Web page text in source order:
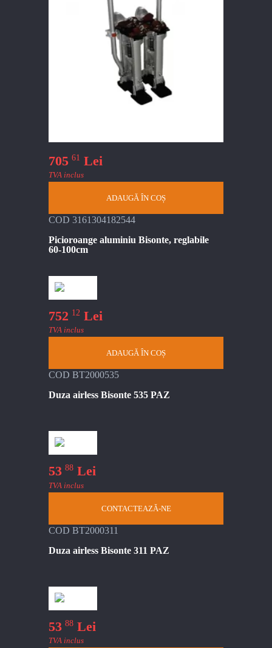
705 61 Lei
TVA inclus
ADAUGĂ ÎN COȘ
COD 3161304182544
Picioroange aluminiu Bisonte, reglabile
60-100cm
752 12 Lei
TVA inclus
ADAUGĂ ÎN COȘ
COD BT2000535
Duza airless Bisonte 535 PAZ
53 88 Lei
TVA inclus
CONTACTEAZĂ-NE
COD BT2000311
Duza airless Bisonte 311 PAZ
53 88 Lei
TVA inclus